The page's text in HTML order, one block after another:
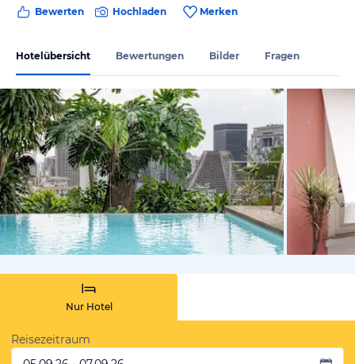
Bewerten Hochladen Merken
Hotelübersicht Bewertungen Bilder Fragen
von
Nur Hotel
Reisezeitraum